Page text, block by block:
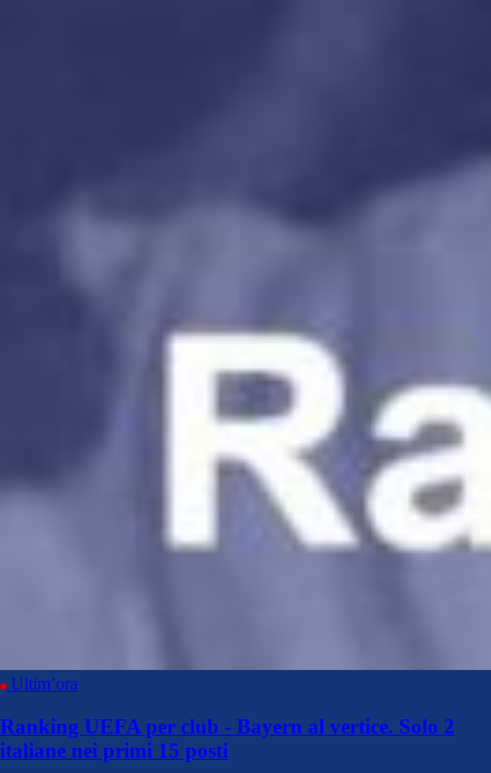
Ultim’ora
Ranking UEFA per club - Bayern al vertice. Solo 2
italiane nei primi 15 posti